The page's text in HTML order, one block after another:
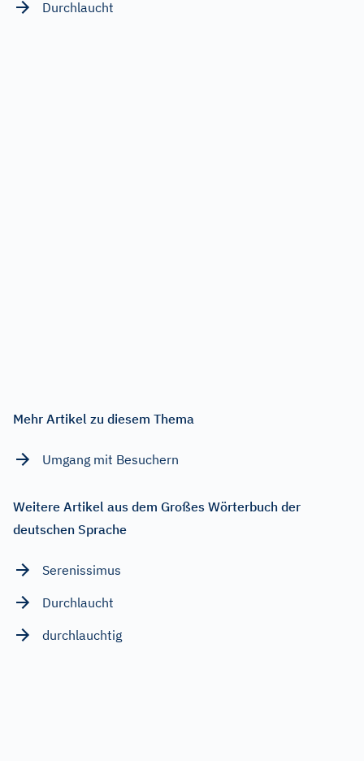
Durchlaucht
Mehr Artikel zu diesem Thema
Umgang mit Besuchern
Weitere Artikel aus dem Großes Wörterbuch der
deutschen Sprache
Serenissimus
Durchlaucht
durchlauchtig